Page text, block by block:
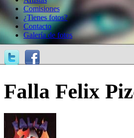
Comisiones
¿Tienes fotos?
Contacto
Galería de fotos
Falla Felix